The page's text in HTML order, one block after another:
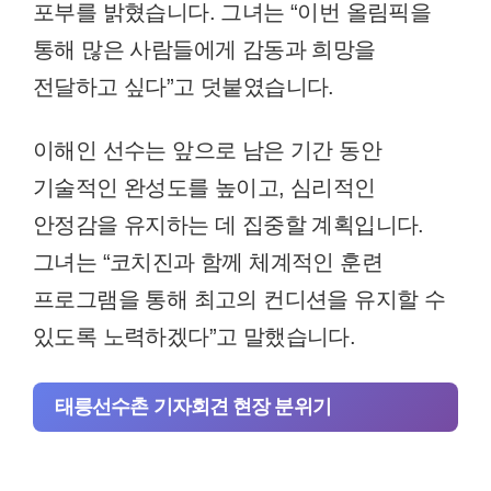
포부를 밝혔습니다. 그녀는 “이번 올림픽을
통해 많은 사람들에게 감동과 희망을
전달하고 싶다”고 덧붙였습니다.
이해인 선수는 앞으로 남은 기간 동안
기술적인 완성도를 높이고, 심리적인
안정감을 유지하는 데 집중할 계획입니다.
그녀는 “코치진과 함께 체계적인 훈련
프로그램을 통해 최고의 컨디션을 유지할 수
있도록 노력하겠다”고 말했습니다.
태릉선수촌 기자회견 현장 분위기